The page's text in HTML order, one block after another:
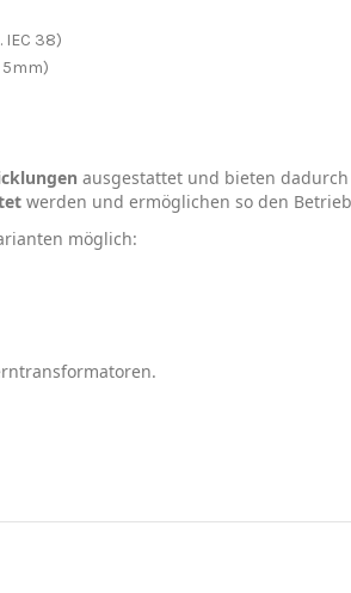
IEC 38)
5mm)
ausgestattet und bieten
werden und ermöglichen so den
möglich: